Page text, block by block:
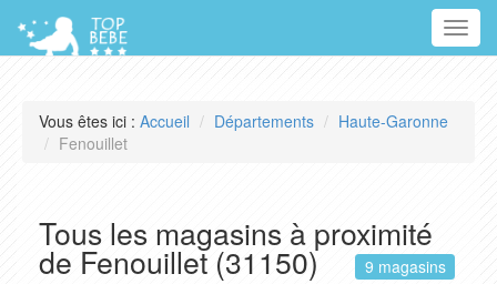
Vous êtes ici : Accueil Départements
Haute-Garonne
Fenouillet
Tous les magasins à proximité
de Fenouillet (31150) 9 magasins